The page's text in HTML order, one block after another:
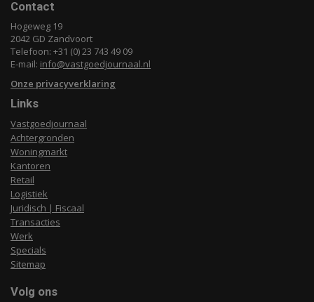
Contact
Hogeweg 19
2042 GD Zandvoort
Telefoon: +31 (0) 23 743 49 09
E-mail: info@vastgoedjournaal.nl
Onze privacyverklaring
Links
Vastgoedjournaal
Achtergronden
Woningmarkt
Kantoren
Retail
Logistiek
Juridisch | Fiscaal
Transacties
Werk
Specials
Sitemap
Volg ons